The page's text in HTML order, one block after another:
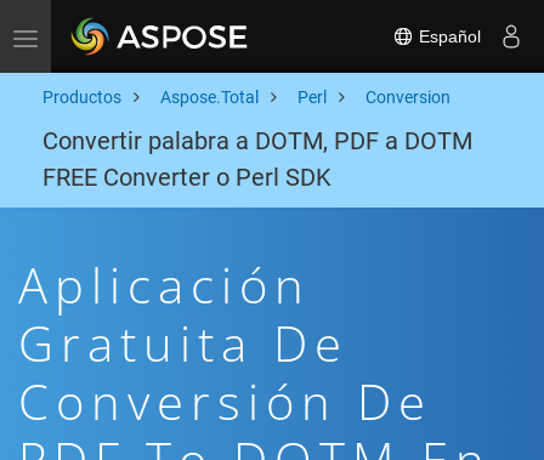
Toggle navigation Español
Productos Aspose.Total Perl Conversion
Convertir palabra a DOTM, PDF a DOTM
FREE Converter o Perl SDK
Aplicación
Gratuita De
Conversión De